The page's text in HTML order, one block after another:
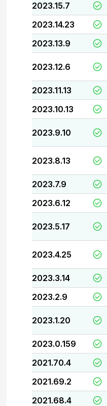
2023.15.7
2023.14.23
2023.13.9
2023.12.6
2023.11.13
2023.10.13
2023.9.10
2023.8.13
2023.7.9
2023.6.12
2023.5.17
2023.4.25
2023.3.14
2023.2.9
2023.1.20
2023.0.159
2021.70.4
2021.69.2
2021.68.4